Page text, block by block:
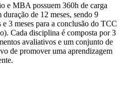
e MBA possuem 360h de carga
de 12 meses, sendo 9
e 3 meses para a conclusão do TCC
Cada disciplina é composta por 3
avaliativos e um conjunto de
de promover uma aprendizagem